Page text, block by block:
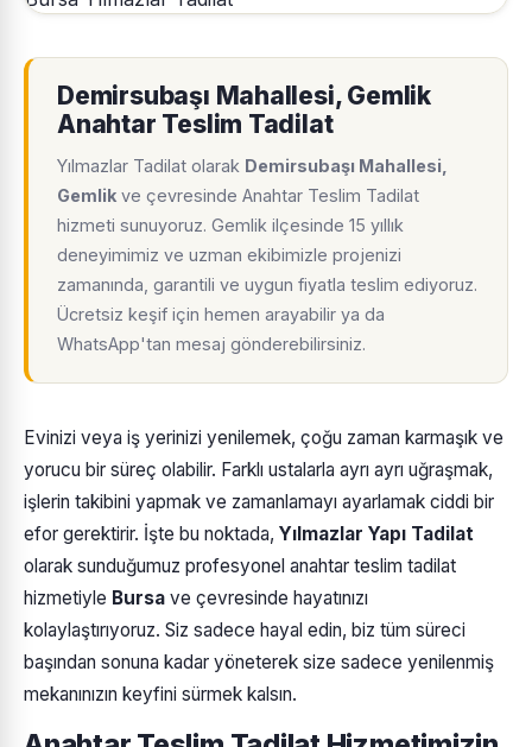
Demirsubaşı Mahallesi, Gemlik
Anahtar Teslim Tadilat
Yılmazlar Tadilat olarak Demirsubaşı Mahallesi,
Gemlik ve çevresinde Anahtar Teslim Tadilat
hizmeti sunuyoruz. Gemlik ilçesinde 15 yıllık
deneyimimiz ve uzman ekibimizle projenizi
zamanında, garantili ve uygun fiyatla teslim ediyoruz.
Ücretsiz keşif için hemen arayabilir ya da
WhatsApp'tan mesaj gönderebilirsiniz.
Evinizi veya iş yerinizi yenilemek, çoğu zaman karmaşık ve
yorucu bir süreç olabilir. Farklı ustalarla ayrı ayrı uğraşmak,
işlerin takibini yapmak ve zamanlamayı ayarlamak ciddi bir
efor gerektirir. İşte bu noktada, Yılmazlar Yapı Tadilat
olarak sunduğumuz profesyonel anahtar teslim tadilat
hizmetiyle Bursa ve çevresinde hayatınızı
kolaylaştırıyoruz. Siz sadece hayal edin, biz tüm süreci
başından sonuna kadar yöneterek size sadece yenilenmiş
mekanınızın keyfini sürmek kalsın.